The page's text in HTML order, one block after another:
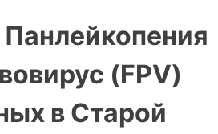
(FPV)
в Старой